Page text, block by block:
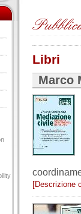
Libri
Marco
[Descrizione